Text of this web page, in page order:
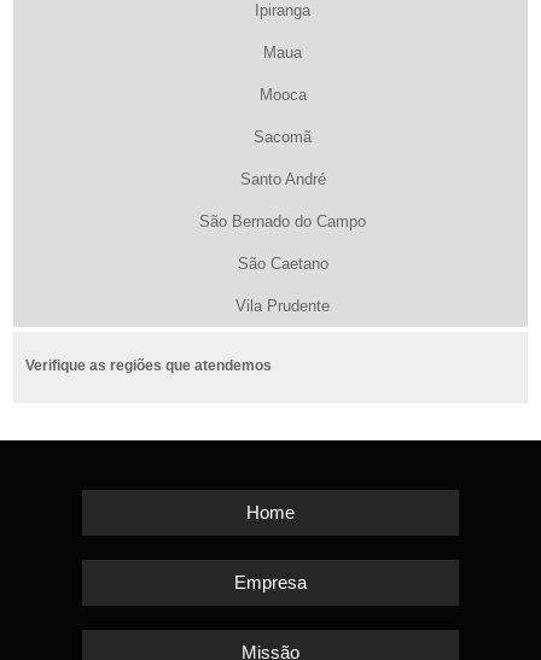
Ipiranga
Maua
Mooca
Sacomã
Santo André
São Bernado do Campo
São Caetano
Vila Prudente
Verifique as regiões que atendemos
Home
Empresa
Missão